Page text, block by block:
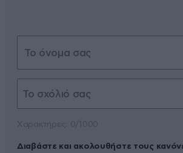
Διαβάστε και ακολουθήστε τους